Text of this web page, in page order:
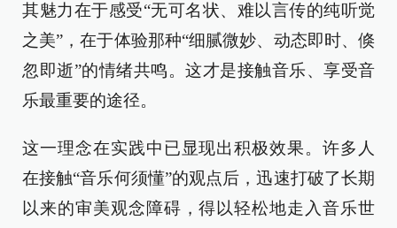
其魅力在于感受“无可名状、难以言传的纯听觉
之美”，在于体验那种“细腻微妙、动态即时、倏
忽即逝”的情绪共鸣。这才是接触音乐、享受音
乐最重要的途径。
这一理念在实践中已显现出积极效果。许多人
在接触“音乐何须懂”的观点后，迅速打破了长期
以来的审美观念障碍，得以轻松地走入音乐世